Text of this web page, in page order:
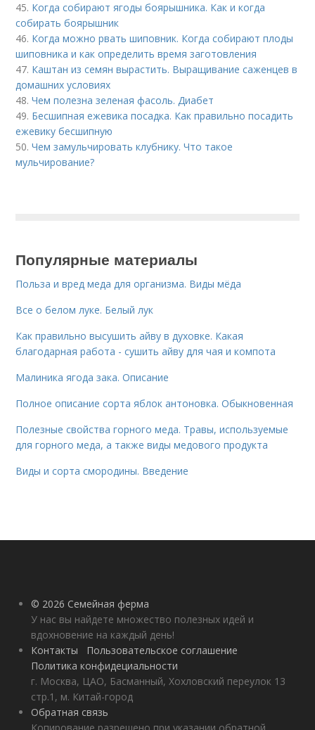
45. Когда собирают ягоды боярышника. Как и когда
собирать боярышник
46. Когда можно рвать шиповник. Когда собирают плоды
шиповника и как определить время заготовления
47. Каштан из семян вырастить. Выращивание саженцев в
домашних условиях
48.Чем полезна зеленая фасоль. Диабет
49. Бесшипная ежевика посадка. Как правильно посадить
ежевику бесшипную
50.Чем замульчировать клубнику. Что такое
мульчирование?
Популярные материалы
Польза и вред меда для организма. Виды мёда
Все о белом луке. Белый лук
Как правильно высушить айву в духовке. Какая
благодарная работа - сушить айву для чая и компота
Малиника ягода зака. Описание
Полное описание сорта яблок антоновка. Обыкновенная
Полезные свойства горного меда. Травы, используемые
для горного меда, а также виды медового продукта
Виды и сорта смородины. Введение
© 2026 Семейная ферма
У нас вы найдете множество полезных идей и
вдохновение на каждый день!
Контакты
Пользовательское соглашение
Политика конфидециальности
г. Москва, ЦАО, Басманный, Хохловский переулок 13
стр.1, м. Китай-город
Обратная связь